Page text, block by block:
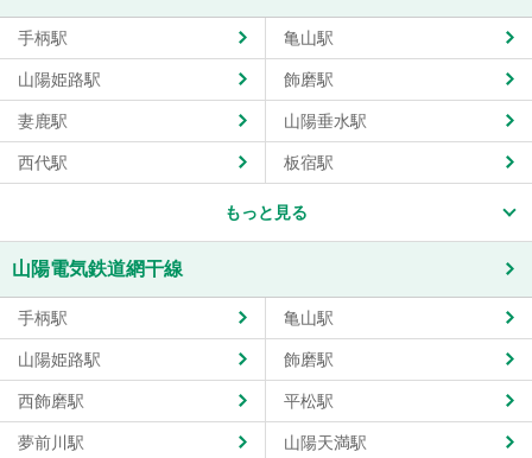
手柄駅 亀山駅
山陽姫路駅 飾磨駅
妻鹿駅 山陽垂水駅
西代駅 板宿駅
もっと見る
山陽電気鉄道網干線
手柄駅 亀山駅
山陽姫路駅 飾磨駅
西飾磨駅 平松駅
夢前川駅 山陽天満駅